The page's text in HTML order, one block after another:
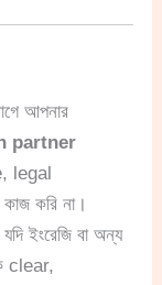
আপনার
partner
legal
করি না।
ইংরেজি বা অন্য
clear,